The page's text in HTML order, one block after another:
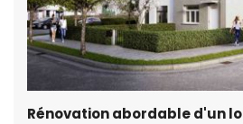
Rénovation abordable d'un